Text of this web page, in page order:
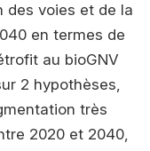
des voies et de la
en termes de
au bioGNV
2 hypothèses,
très
2020 et 2040,